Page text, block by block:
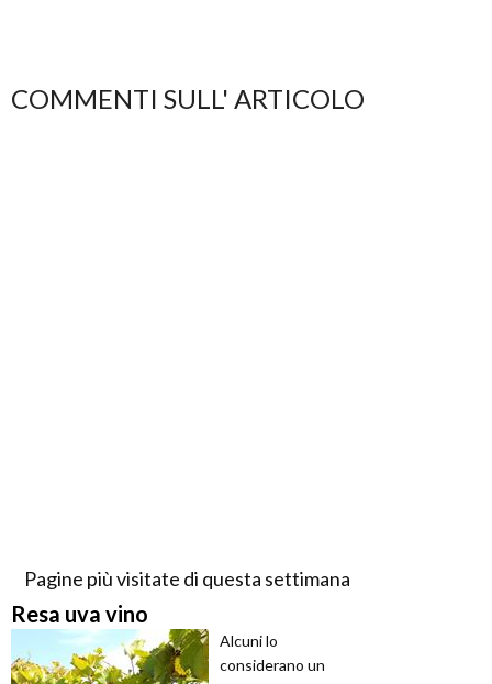
COMMENTI SULL' ARTICOLO
Pagine più visitate di questa settimana
Resa uva vino
Alcuni lo
considerano un